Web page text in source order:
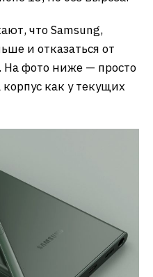
что Samsung,
и отказаться от
На фото ниже — просто
как у текущих